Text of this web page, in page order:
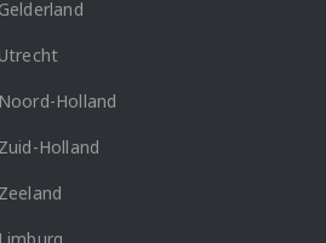
Holland
Holland